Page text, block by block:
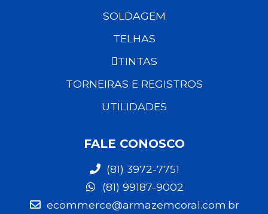
SOLDAGEM
TELHAS
TINTAS
TORNEIRAS E REGISTROS
UTILIDADES
FALE CONOSCO
(81) 3972-7751
(81) 99187-9002
ecommerce@armazemcoral.com.br